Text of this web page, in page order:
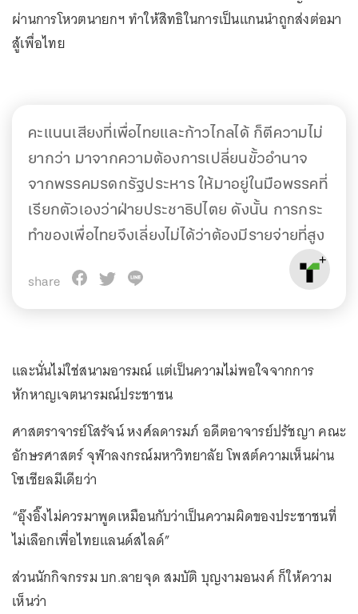
ผ่านการโหวตนายกฯ ทำให้สิทธิในการเป็นแกนนำถูกส่งต่อมา
สู้เพื่อไทย
คะแนนเสียงที่เพื่อไทยและก้าวไกลได้ ก็ตีความไม่
ยากว่า มาจากความต้องการเปลี่ยนขั้วอำนาจ
จากพรรคมรดกรัฐประหาร ให้มาอยู่ในมือพรรคที่
เรียกตัวเองว่าฝ่ายประชาธิปไตย ดังนั้น การกระ
ทำของเพื่อไทยจึงเลี่ยงไม่ได้ว่าต้องมีรายจ่ายที่สูง
share
และนั่นไม่ใช่สนามอารมณ์ แต่เป็นความไม่พอใจจากการ
หักหาญเจตนารมณ์ประชาชน
ศาสตราจารย์โสรัจน์ หงศ์ลดารมภ์ อดีตอาจารย์ปรัชญา คณะ
อักษรศาสตร์ จุฬาลงกรณ์มหาวิทยาลัย โพสต์ความเห็นผ่าน
โซเชียลมีเดียว่า
“อุ๊งอิ๊งไม่ควรมาพูดเหมือนกับว่าเป็นความผิดของประชาชนที่
ไม่เลือกเพื่อไทยแลนด์สไลด์”
ส่วนนักกิจกรรม บก.ลายจุด สมบัติ บุญงามอนงค์ ก็ให้ความ
เห็นว่า